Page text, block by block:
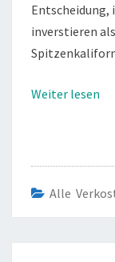
Entscheidung,
inverstieren
Weiter lesen
Alle